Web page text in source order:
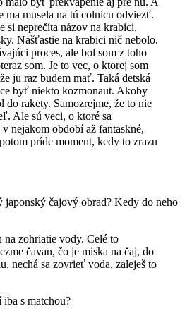
ma musela na tú colnicu odviezť.
si neprečíta názov na krabici,
Našťastie na krabici nič nebolo.
proces, ale bol som z toho
som. Je to vec, o ktorej som
ju raz budem mať. Taká detská
byť niekto kozmonaut. Akoby
do rakety. Samozrejme, že to nie
Ale sú veci, o ktoré sa
nejakom období až fantaskné,
príde moment, kedy to zrazu
japonský čajový obrad? Kedy do neho
na zohriatie vody. Celé to
čavan, čo je miska na čaj, do
nechá sa zovrieť voda, zaleješ to
s matchou?